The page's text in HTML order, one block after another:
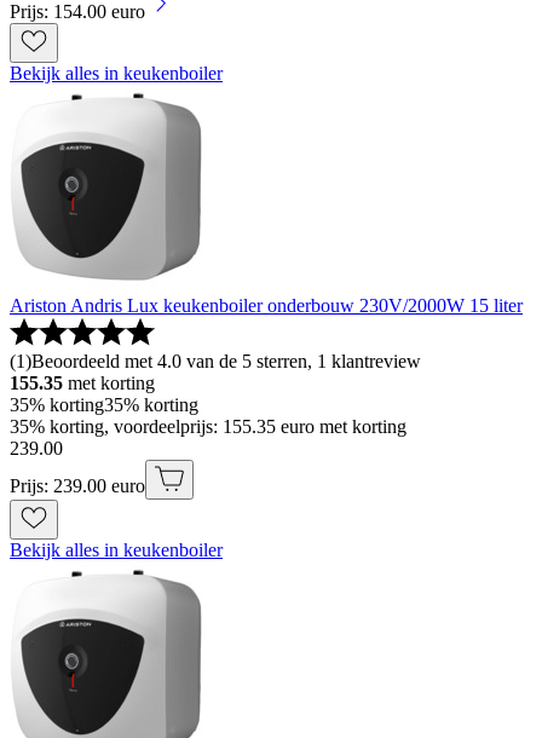
Prijs: 154.00 euro
Bekijk alles in keukenboiler
Ariston Andris Lux keukenboiler onderbouw 230V/2000W 15 liter
(1)Beoordeeld met 4.0 van de 5 sterren, 1 klantreview
155.35 met korting
35% korting35% korting
35% korting, voordeelprijs: 155.35 euro met korting
239.00
Prijs: 239.00 euro
Bekijk alles in keukenboiler